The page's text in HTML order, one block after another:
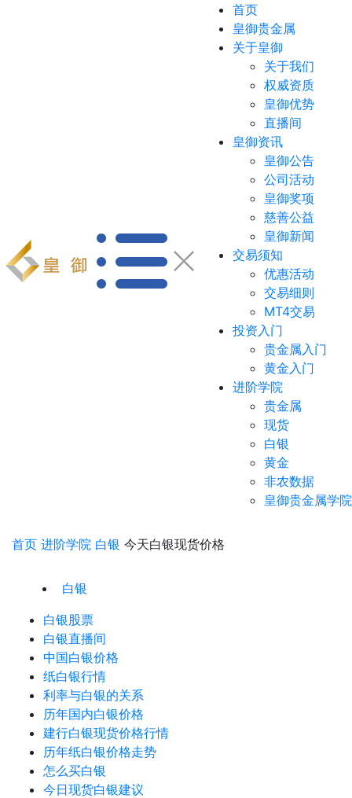
首页
皇御贵金属
关于皇御
关于我们
权威资质
皇御优势
直播间
皇御资讯
皇御公告
公司活动
皇御奖项
慈善公益
皇御新闻
交易须知
优惠活动
交易细则
MT4交易
投资入门
贵金属入门
黄金入门
进阶学院
贵金属
现货
白银
黄金
非农数据
皇御贵金属学院
首页 进阶学院 白银 今天白银现货价格
白银
白银股票
白银直播间
中国白银价格
纸白银行情
利率与白银的关系
历年国内白银价格
建行白银现货价格行情
历年纸白银价格走势
怎么买白银
今日现货白银建议